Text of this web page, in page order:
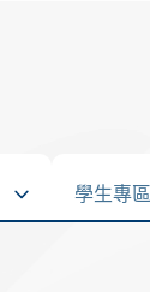
學生專區